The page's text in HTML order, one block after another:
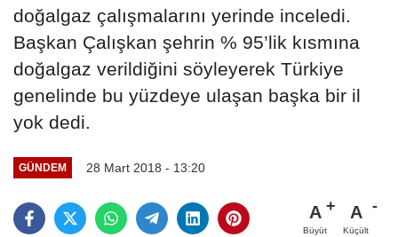
doğalgaz çalışmalarını yerinde inceledi.
Başkan Çalışkan şehrin % 95’lik kısmına
doğalgaz verildiğini söyleyerek Türkiye
genelinde bu yüzdeye ulaşan başka bir il
yok dedi.
GÜNDEM 28 Mart 2018 - 13:20
A
Büyüt
A
Küçült